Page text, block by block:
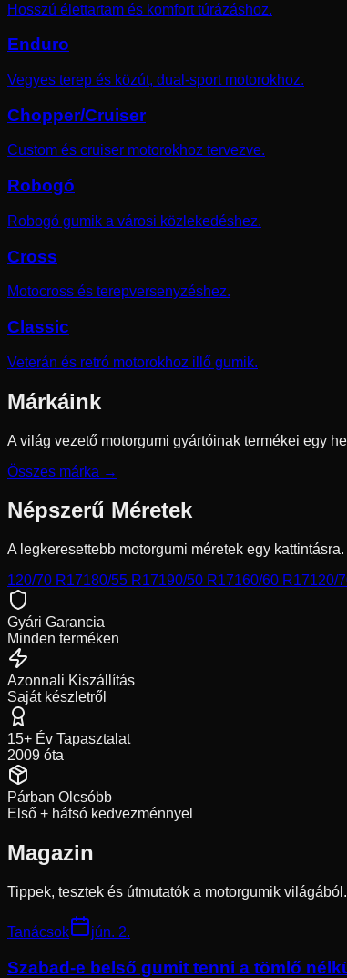
Hosszú élettartam és komfort túrázáshoz.
Enduro
Vegyes terep és közút, dual-sport motorokhoz.
Chopper/Cruiser
Custom és cruiser motorokhoz tervezve.
Robogó
Robogó gumik a városi közlekedéshez.
Cross
Motocross és terepversenyzéshez.
Classic
Veterán és retró motorokhoz illő gumik.
Márkáink
A világ vezető motorgumi gyártóinak termékei egy
Összes márka →
Népszerű Méretek
A legkeresettebb motorgumi méretek egy kattintásra.
120/70 R17180/55 R17190/50 R17160/60 R17120/
Gyári Garancia
Minden terméken
Azonnali Kiszállítás
Saját készletről
15+ Év Tapasztalat
2009 óta
Párban Olcsóbb
Első + hátsó kedvezménnyel
Magazin
Tippek, tesztek és útmutatók a motorgumik világából.
Tanácsok jún. 2.
Szabad-e belső gumit tenni a tömlő